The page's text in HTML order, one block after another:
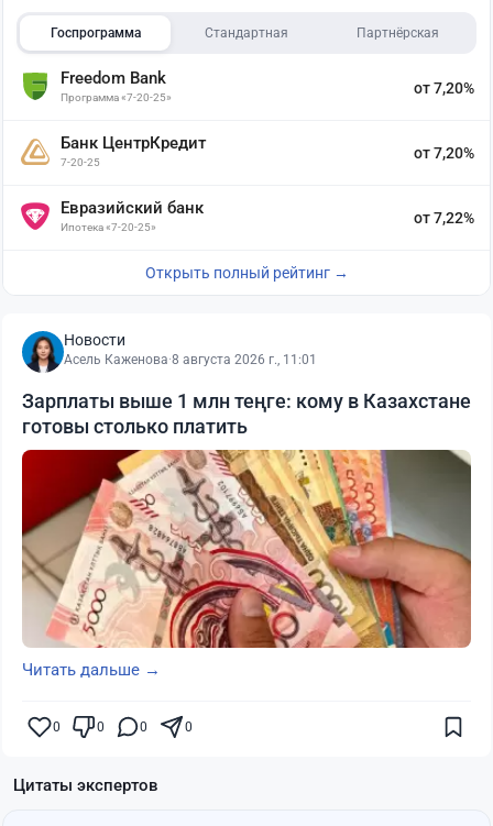
Госпрограмма Стандартная Партнёрская
Freedom Bank
Программа «7-20-25»
от 7,20%
Банк ЦентрКредит
7-20-25
от 7,20%
Евразийский банк
Ипотека «7-20-25»
от 7,22%
Открыть полный рейтинг →
Новости
Асель Каженова·8 августа 2026 г., 11:01
Зарплаты выше 1 млн теңге: кому в Казахстане
готовы столько платить
Читать дальше →
0 0 0 0
Цитаты экспертов